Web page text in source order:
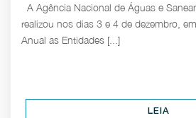
A Agência Nacional de Águas e
realizou nos dias 3 e 4 de dezembro,
Anual as Entidades [...]
LEIA